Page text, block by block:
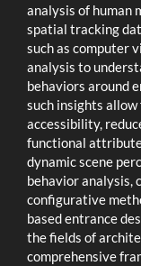
analysis of human
spatial tracking
such as computer
analysis to
behaviors around
such insights
accessibility,
functional
dynamic scene
behavior analysis,
configurative
based entrance
the fields of
comprehensive